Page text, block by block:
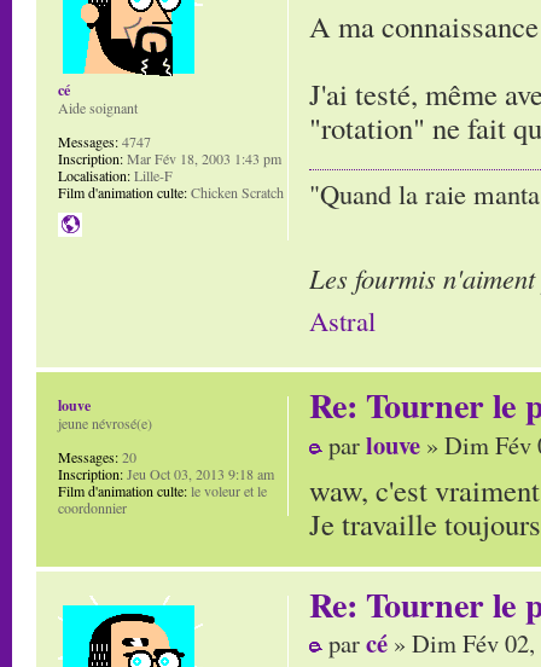
A ma
J'ai testé, même
"rotation" ne fait
"Quand la raie
Les fourmis
Astral
cé
Aide soignant
Messages:4747
Inscription:Mar Fév 18, 2003 1:43 pm
Localisation:Lille-F
Film d'animation culte:Chicken Scratch
Re: Tourner le
parlouve » Dim Fév
waw, c'est
Je travaille
louve
jeune névrosé(e)
Messages:20
Inscription:Jeu Oct 03, 2013 9:18 am
Film d'animation culte:le voleur et le
coordonnier
Re: Tourner le
parcé » Dim Fév